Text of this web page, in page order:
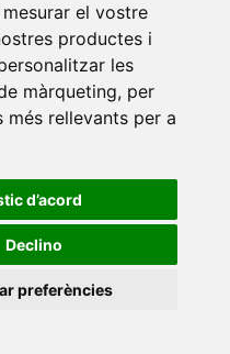
el vostre
productes i
les
màrqueting, per
més rellevants per a
d’acord
Declino
preferències
Universitat d'Alacant